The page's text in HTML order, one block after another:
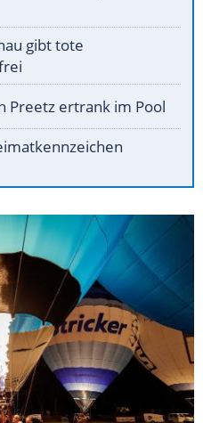
gibt tote
Preetz ertrank im Pool